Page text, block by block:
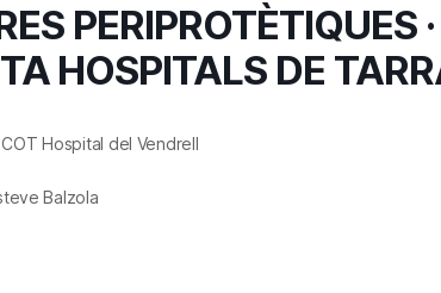
PERIPROTÈTIQUES
HOSPITALS DE
Hospital del Vendrell
Balzola